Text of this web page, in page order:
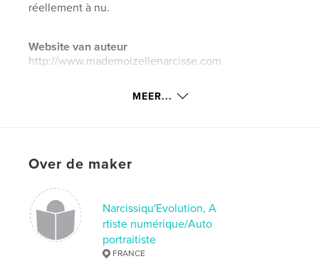
réellement à nu.
Website van auteur
http://www.mademoizellenarcisse.com
kenmerken / functionaliteiten &
Aanvullende categorieën
Projectoptie:
Aantal pagina's:32
ISBN
Paperback: 9781366618597
MEER...
Over de maker
Narcissiqu'Evolution, A
rtiste numérique/Auto
portraitiste
FRANCE